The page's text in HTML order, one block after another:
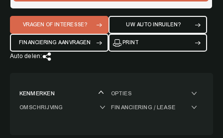
VRAGEN OF INTERESSE? UW AUTO INRUILEN?
FINANCIERING AANVRAGEN PRINT
Auto delen:
KENMERKEN
OPTIES
OMSCHRIJVING
FINANCIERING / LEASE